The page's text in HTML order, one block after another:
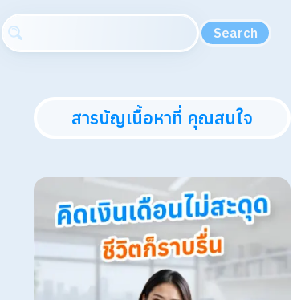
Search
สารบัญเนื้อหาที่ คุณสนใจ